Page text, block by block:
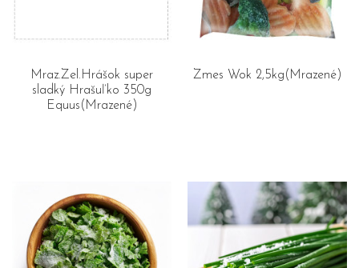
Mraz.Zel.Hrášok super
sladký Hrašuľko 350g
Equus(Mrazené)
Zmes Wok 2,5kg(Mrazené)